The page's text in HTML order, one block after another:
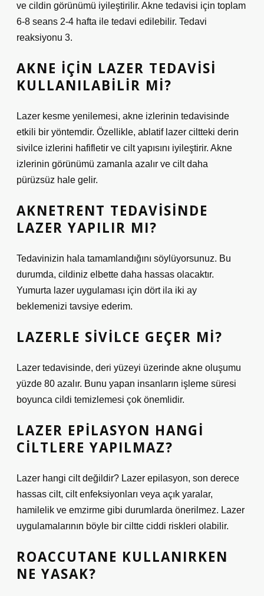
ve cildin görünümü iyileştirilir. Akne tedavisi için toplam
6-8 seans 2-4 hafta ile tedavi edilebilir. Tedavi
reaksiyonu 3.
AKNE IÇIN LAZER TEDAVISI
KULLANILABILIR MI?
Lazer kesme yenilemesi, akne izlerinin tedavisinde
etkili bir yöntemdir. Özellikle, ablatif lazer ciltteki derin
sivilce izlerini hafifletir ve cilt yapısını iyileştirir. Akne
izlerinin görünümü zamanla azalır ve cilt daha
pürüzsüz hale gelir.
AKNETRENT TEDAVISINDE
LAZER YAPILIR MI?
Tedavinizin hala tamamlandığını söylüyorsunuz. Bu
durumda, cildiniz elbette daha hassas olacaktır.
Yumurta lazer uygulaması için dört ila iki ay
beklemenizi tavsiye ederim.
LAZERLE SIVILCE GEÇER MI?
Lazer tedavisinde, deri yüzeyi üzerinde akne oluşumu
yüzde 80 azalır. Bunu yapan insanların işleme süresi
boyunca cildi temizlemesi çok önemlidir.
LAZER EPILASYON HANGI
CILTLERE YAPILMAZ?
Lazer hangi cilt değildir? Lazer epilasyon, son derece
hassas cilt, cilt enfeksiyonları veya açık yaralar,
hamilelik ve emzirme gibi durumlarda önerilmez. Lazer
uygulamalarının böyle bir ciltte ciddi riskleri olabilir.
ROACCUTANE KULLANIRKEN
NE YASAK?